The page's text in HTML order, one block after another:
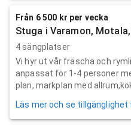
Från 6 500 kr per vecka
Stuga i Varamon,
4 sängplatser
Vi hyr ut vår fräscha och
anpassat för 1-4 personer
plan, markplan med
Läs mer och se